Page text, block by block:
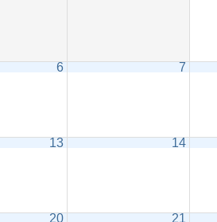
6 7
13 14
20
21